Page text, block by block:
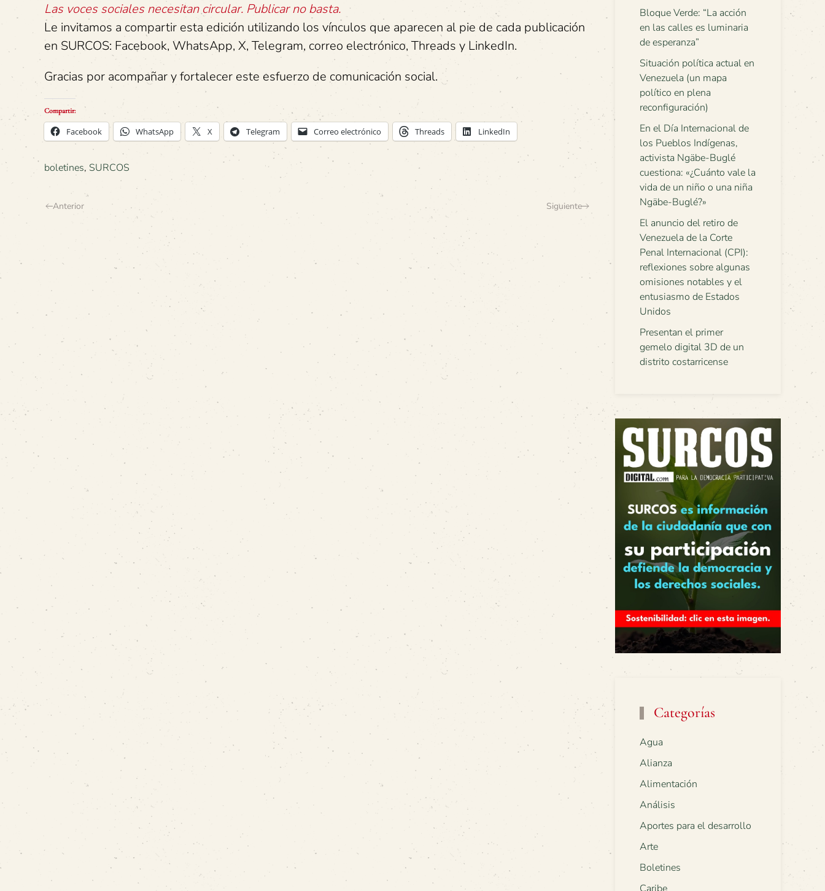
Las voces sociales necesitan circular. Publicar no basta.
Le invitamos a compartir esta edición utilizando los vínculos que aparecen al pie de cada publicación
en SURCOS: Facebook, WhatsApp, X, Telegram, correo electrónico, Threads y LinkedIn.
Gracias por acompañar y fortalecer este esfuerzo de comunicación social.
Compartir:
Facebook WhatsApp X Telegram Correo electrónico Threads LinkedIn
boletines, SURCOS
Anterior Siguiente
Bloque Verde: “La acción
en las calles es luminaria
de esperanza”
Situación política actual en
Venezuela (un mapa
político en plena
reconfiguración)
En el Día Internacional de
los Pueblos Indígenas,
activista Ngäbe-Buglé
cuestiona: «¿Cuánto vale la
vida de un niño o una niña
Ngäbe-Buglé?»
El anuncio del retiro de
Venezuela de la Corte
Penal Internacional (CPI):
reflexiones sobre algunas
omisiones notables y el
entusiasmo de Estados
Unidos
Presentan el primer
gemelo digital 3D de un
distrito costarricense
Categorías
Agua
Alianza
Alimentación
Análisis
Aportes para el desarrollo
Arte
Boletines